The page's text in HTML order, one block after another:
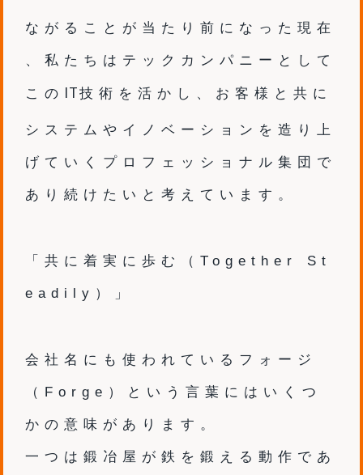
ながることが当たり前になった現在​
、 私たちはテックカンパニーとして
この IT技術を活かし、 お客様と共に
システムやイノベーションを造り上
げていく プロフェッショナル集団で
あり続けたいと考えています。
「共に着実に歩む（Together St
eadily）」
会社名にも使われている​フォージ
（Forge）​という言葉には いくつ
かの意味があります。
一つは鍛冶屋が鉄を鍛える動作であ